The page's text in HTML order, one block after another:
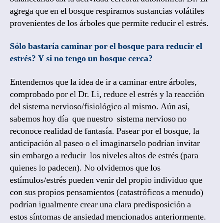
agrega que en el bosque respiramos sustancias volátiles
provenientes de los árboles que permite reducir el estrés.
Sólo bastaría caminar por el bosque para reducir el
estrés? Y si no tengo un bosque cerca?
Entendemos que la idea de ir a caminar entre árboles,
comprobado por el Dr. Li, reduce el estrés y la reacción
del sistema nervioso/fisiológico al mismo. Aún así,
sabemos hoy día que nuestro sistema nervioso no
reconoce realidad de fantasía. Pasear por el bosque, la
anticipación al paseo o el imaginarselo podrían invitar
sin embargo a reducir los niveles altos de estrés (para
quienes lo padecen). No olvidemos que los
estímulos/estrés pueden venir del propio individuo que
con sus propios pensamientos (catastróficos a menudo)
podrían igualmente crear una clara predisposición a
estos síntomas de ansiedad mencionados anteriormente.